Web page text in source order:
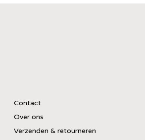
Contact
Over ons
Verzenden & retourneren